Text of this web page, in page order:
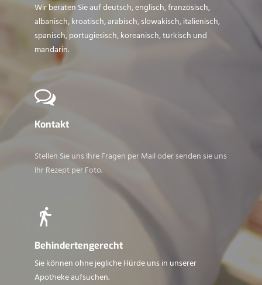
Wir beraten Sie auf deutsch, englisch, französisch,
albanisch, kroatisch, arabisch, slowakisch, italienisch,
spanisch, portugiesisch, koreanisch, türkisch und
mandarin.
Kontakt
Stellen Sie uns Ihre Fragen per Mail oder senden sie uns
Ihr Rezept per Foto.
Behindertengerecht
Sie können ohne jegliche Hürde uns in unserer
Apotheke aufsuchen.